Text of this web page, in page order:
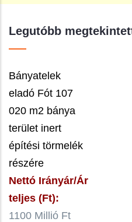
Legutóbb
Bányatelek
eladó Fót 107
020 m2 bánya
terület inert
építési törmelék
részére
Nettó Irányár/Ár
teljes (Ft):
1100 Millió Ft